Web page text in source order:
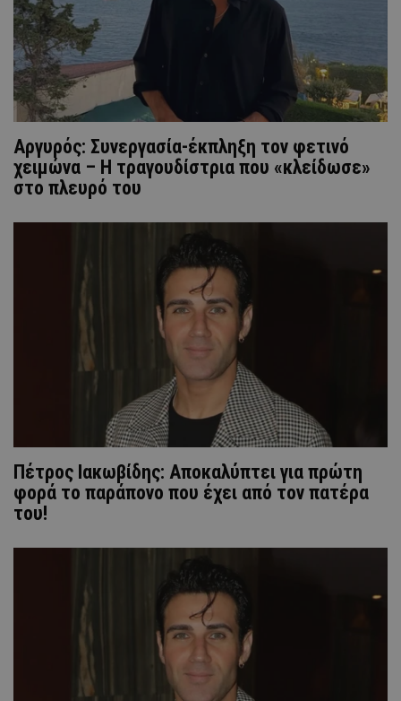
Αργυρός: Συνεργασία-έκπληξη τον φετινό
χειμώνα – Η τραγουδίστρια που «κλείδωσε»
στο πλευρό του
Πέτρος Ιακωβίδης: Αποκαλύπτει για πρώτη
φορά το παράπονο που έχει από τον πατέρα
του!